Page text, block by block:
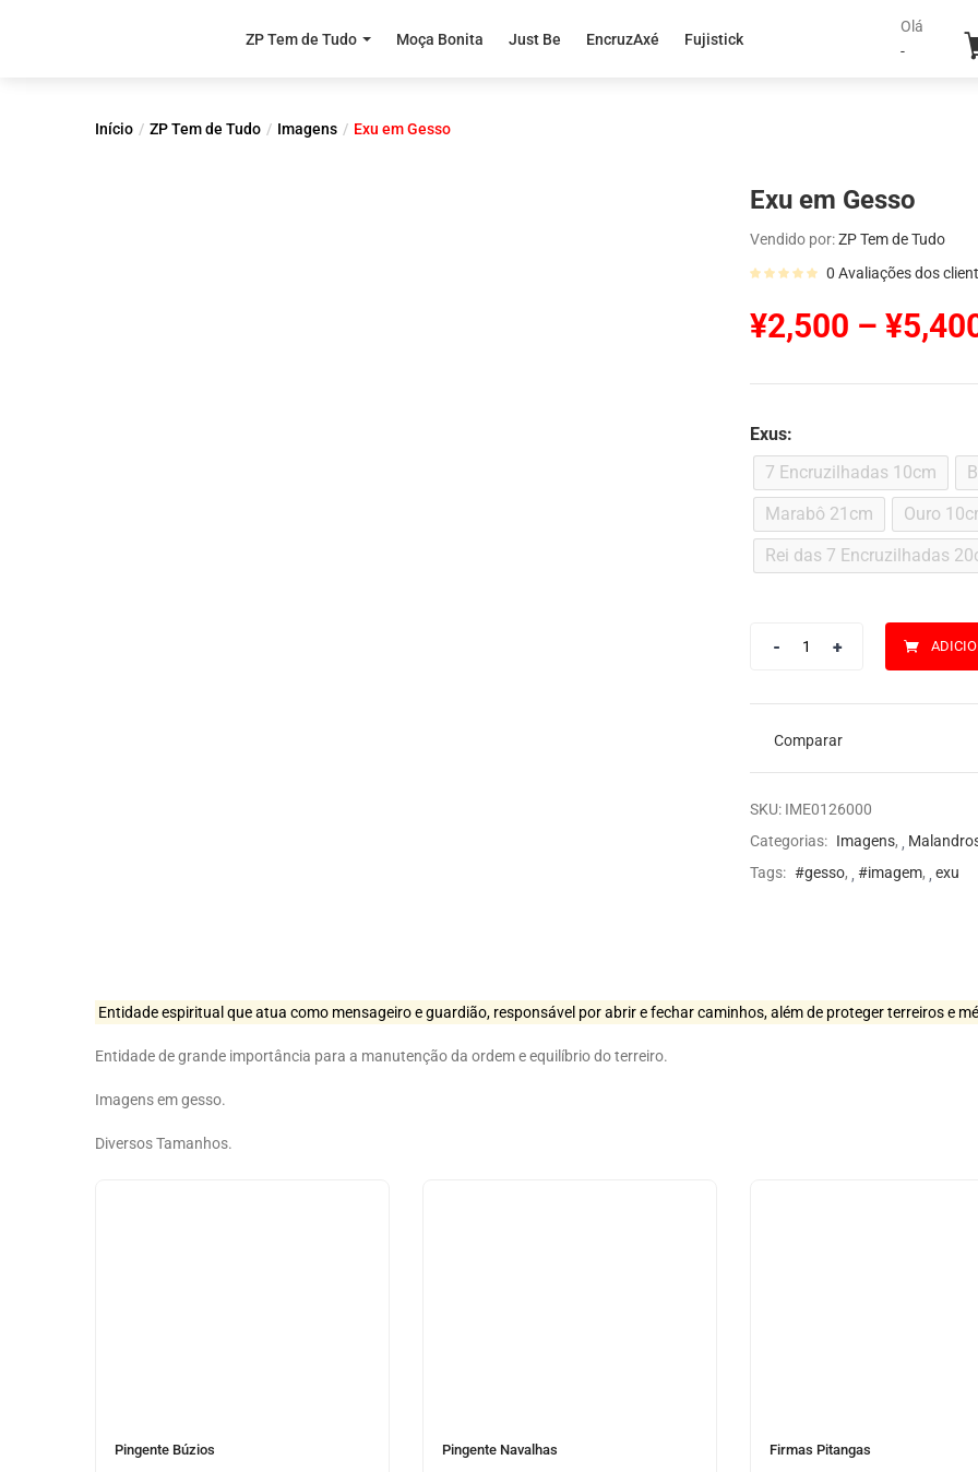
ZP Tem de Tudo Moça Bonita Just Be EncruzAxé Fujistick
Olá
-
Início ZP Tem de Tudo Imagens Exu em Gesso
Exu em Gesso
Vendido por:ZP Tem de Tudo
0 Avaliações dos
¥2,500 – ¥
Exus:
7 Encruzilhadas 10cm
Marabô 21cm
Ouro
Rei das 7 Encruzilhadas
Comparar
SKU: IME0126000
Categorias: Imagens,
Tags: #gesso, #imagem, exu
Entidade espiritual que atua como mensageiro e guardião, responsável por abrir e fechar caminhos, além de proteger terreiros e
Entidade de grande importância para a manutenção da ordem e equilíbrio do terreiro.
Imagens em gesso.
Diversos Tamanhos.
Pingente Búzios Pingente Navalhas Firmas Pitangas